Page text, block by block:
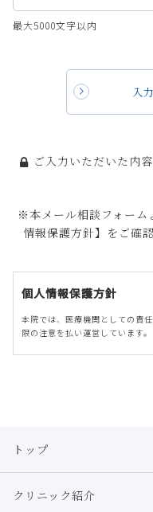
最大5000文字以内
入
ご入力いただいた内
※本メール相談フォーム
情報保護方針】をご確
個人情報保護方針
本院では、医療機関としての責
限の注意を払い運営しています。
す。
以下に定めのない目的で個人
を得た上で行ないます。
施術予約やメール相談に関
トップ
クリニック紹介